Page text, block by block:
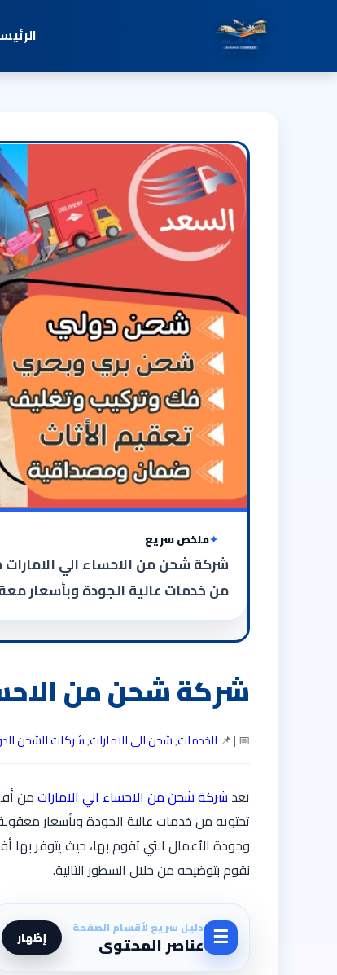
ملخص سريع
شركة شحن من الاحساء الي
من خدمات عالية الجودة وبأسعار
شركة شحن من
📅 | 📌 الخدمات,شحن الي الامارات,شركات الشحن
تعد شركة شحن من الاحساء الي الاماراتمن
تحتويه من خدمات عالية الجودة وبأسعار
وجودة الأعمال التي تقوم بها، حيث يتوفر
نقوم بتوضيحه من خلال السطور التالية.
☰ دليل سريع لأقسام الصفحة
عناصر المحتوى إظهار